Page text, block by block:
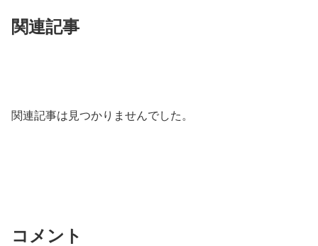
関連記事
関連記事は見つかりませんでした。
コメント